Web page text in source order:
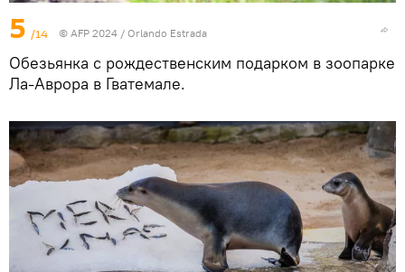
5 /14 © AFP 2024 / Orlando Estrada
Обезьянка с рождественским подарком в зоопарке
Ла-Аврора в Гватемале.